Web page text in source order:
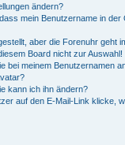
ändern?
mein Benutzername in der
aber die Forenuhr geht
Board nicht zur Auswahl!
bei meinem Benutzernamen
kann ich ihn ändern?
auf den E-Mail-Link klicke,